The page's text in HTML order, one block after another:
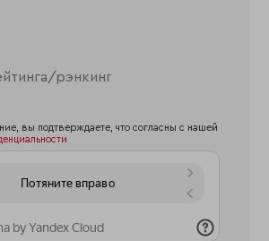
вы подтверждаете, что согласны с нашей